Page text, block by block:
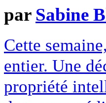
par Sabine
Cette
entier. Une
propriété